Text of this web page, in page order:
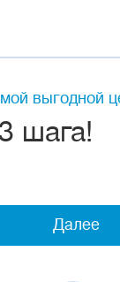
выгодной
шага!
Далее